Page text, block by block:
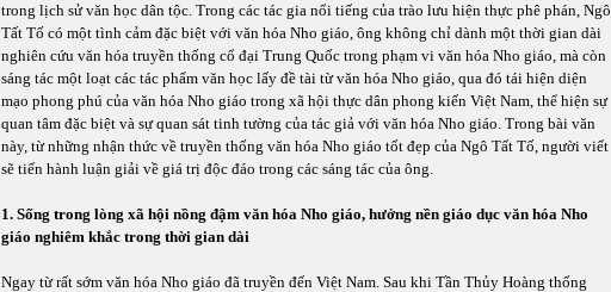
trong lịch sử văn học dân tộc. Trong các tác gia nổi tiếng của trào lưu hiện thực phê phán, Ngô
Tất Tố có một tình cảm đặc biệt với văn hóa Nho giáo, ông không chỉ dành một thời gian dài
nghiên cứu văn hóa truyền thống cổ đại Trung Quốc trong phạm vi văn hóa Nho giáo, mà còn
sáng tác một loạt các tác phẩm văn học lấy đề tài từ văn hóa Nho giáo, qua đó tái hiện diện
mạo phong phú của văn hóa Nho giáo trong xã hội thực dân phong kiến Việt Nam, thể hiện sự
quan tâm đặc biệt và sự quan sát tinh tường của tác giả với văn hóa Nho giáo. Trong bài văn
này, từ những nhận thức về truyền thống văn hóa Nho giáo tốt đẹp của Ngô Tất Tố, người viết
sẽ tiến hành luận giải về giá trị độc đáo trong các sáng tác của ông.
1. Sống trong lòng xã hội nồng đậm văn hóa Nho giáo, hưởng nền giáo dục văn hóa Nho
giáo nghiêm khắc trong thời gian dài
Ngay từ rất sớm văn hóa Nho giáo đã truyền đến Việt Nam. Sau khi Tần Thủy Hoàng thống